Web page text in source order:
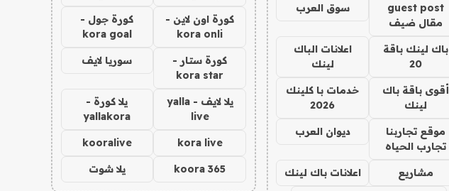
guest post
مقال ضيف
سوق العرب
باك لينك باقة
20
اعلانات الباك
لينك
أقوى باقة باك
لينك
خدمات با كلينك
2026
موقع تجاربنا
تجارب الحياه
ديوان العرب
مشاريع اعلانات باك لينك
كورة اون لاين -
kora onli
كورة جول -
kora goal
كورة ستار -
kora star
سوريا لايف
يلا لايف - yalla
live
يلا كورة -
yallakora
kora live
kooralive
koora 365 يلا شوت